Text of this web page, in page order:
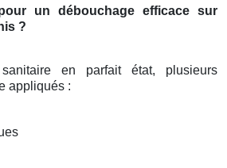
un débouchage efficace sur
?
en parfait état, plusieurs
appliqués :